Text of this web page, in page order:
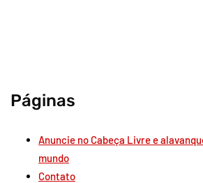
Páginas
Anuncie no Cabeça Livre e
mundo
Contato